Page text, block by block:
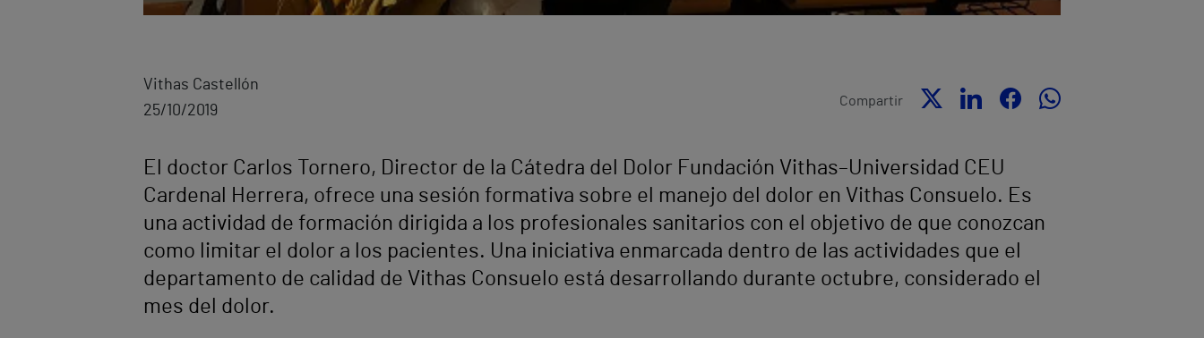
Vithas Castellón
25/10/2019
Compartir
El doctor Carlos Tornero, Director de la Cátedra del Dolor Fundación Vithas–Universidad CEU
Cardenal Herrera, ofrece una sesión formativa sobre el manejo del dolor en Vithas Consuelo. Es
una actividad de formación dirigida a los profesionales sanitarios con el objetivo de que conozcan
como limitar el dolor a los pacientes. Una iniciativa enmarcada dentro de las actividades que el
departamento de calidad de Vithas Consuelo está desarrollando durante octubre, considerado el
mes del dolor.